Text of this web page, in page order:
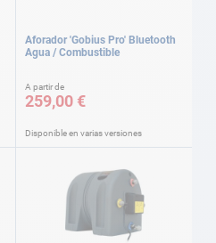
Aforador 'Gobius Pro' Bluetooth
Agua / Combustible
A partir de
259,00 €
Disponible en varias versiones